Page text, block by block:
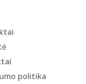
politika